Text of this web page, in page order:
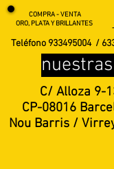
Teléfono 933495004/
COMPRA - VENTA
ORO, PLATA Y BRILLANTES
C/ Alloza 9-
CP-08016
Nou Barris /